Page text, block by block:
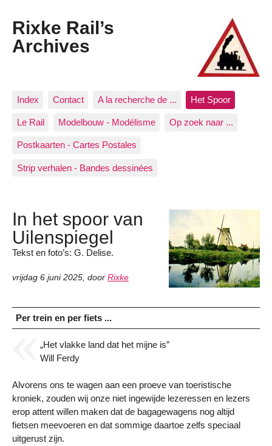
Rixke Rail’s
Archives
Index Contact A la recherche de ... Het Spoor
Le Rail Modelbouw - Modélisme Op zoek naar ...
Postkaarten - Cartes Postales
Strip verhalen - Bandes dessinées
In het spoor van
Uilenspiegel
Tekst en foto’s: G. Delise.
vrijdag 6 juni 2025, door Rixke
Per trein en per fiets ...
„Het vlakke land dat het mijne is”
Will Ferdy
Alvorens ons te wagen aan een proeve van toeristische
kroniek, zouden wij onze niet ingewijde lezeressen en lezers
erop attent willen maken dat de bagagewagens nog altijd
fietsen meevoeren en dat sommige daartoe zelfs speciaal
uitgerust zijn.